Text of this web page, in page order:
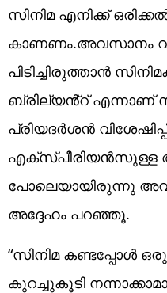
സിനിമ എനിക്ക്
കാണണം.അവസാനം
പിടിച്ചിരുത്താൻ
ബ്രില്യൻ്റ് എന്നാണ്
പ്രിയദർശൻ
എക്സ്പീരിയൻസുള്ള
പോലെയായിരുന്നു
അദ്ദേഹം പറഞ്ഞൂ.
“സിനിമ കണ്ടപ്പോൾ
കുറച്ചുകൂടി